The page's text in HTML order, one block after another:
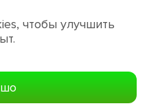
чтобы улучшить